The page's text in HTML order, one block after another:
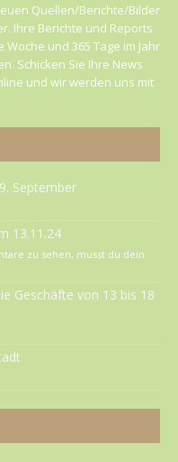
Quellen/Berichte/Bilder
Ihre Berichte und Reports
und 365 Tage im Jahr
Schicken Sie Ihre News
und wir werden uns mit
September
13.11.24
zu sehen, musst du dein
Geschäfte von 13 bis 18